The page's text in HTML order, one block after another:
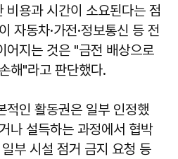
비용과 시간이 소요된다는 점
자동차·가전·정보통신 등 전
어지는 것은 "금전 배상으로
해"라고 판단했다.
적인 활동권은 일부 인정했
나 설득하는 과정에서 협박
부 시설 점거 금지 요청 등